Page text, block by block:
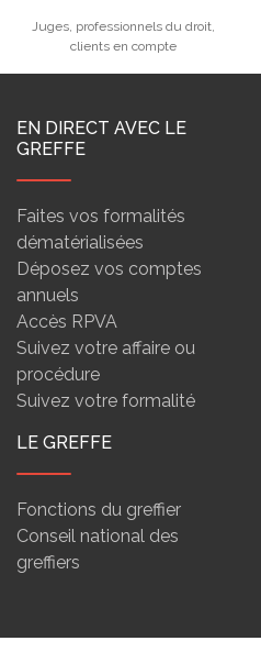
Juges, professionnels du droit,
clients en compte
EN DIRECT AVEC LE
GREFFE
Faites vos formalités
dématérialisées
Déposez vos comptes
annuels
Accès RPVA
Suivez votre affaire ou
procédure
Suivez votre formalité
LE GREFFE
Fonctions du greffier
Conseil national des
greffiers